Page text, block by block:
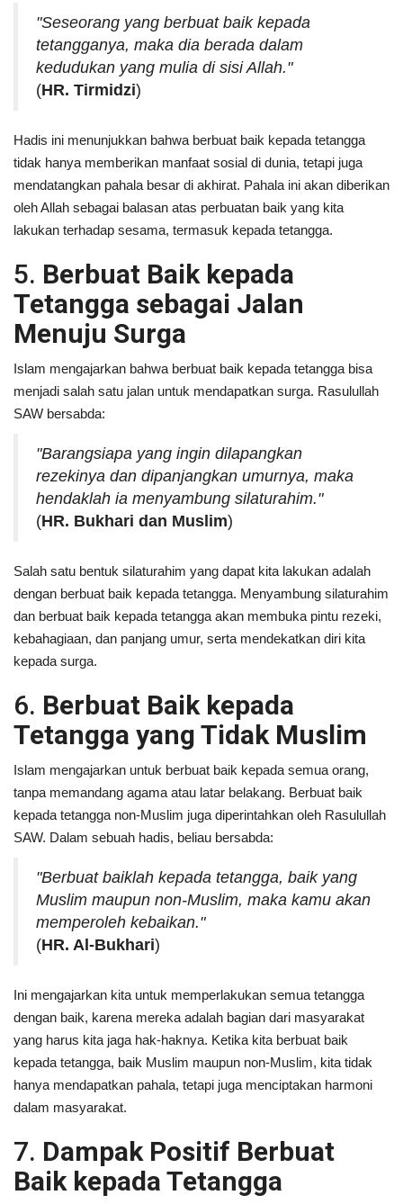
"Seseorang yang berbuat baik kepada
tetangganya, maka dia berada dalam
kedudukan yang mulia di sisi Allah."
(HR. Tirmidzi)
Hadis ini menunjukkan bahwa berbuat baik kepada tetangga
tidak hanya memberikan manfaat sosial di dunia, tetapi juga
mendatangkan pahala besar di akhirat. Pahala ini akan diberikan
oleh Allah sebagai balasan atas perbuatan baik yang kita
lakukan terhadap sesama, termasuk kepada tetangga.
5. Berbuat Baik kepada
Tetangga sebagai Jalan
Menuju Surga
Islam mengajarkan bahwa berbuat baik kepada tetangga bisa
menjadi salah satu jalan untuk mendapatkan surga. Rasulullah
SAW bersabda:
"Barangsiapa yang ingin dilapangkan
rezekinya dan dipanjangkan umurnya, maka
hendaklah ia menyambung silaturahim."
(HR. Bukhari dan Muslim)
Salah satu bentuk silaturahim yang dapat kita lakukan adalah
dengan berbuat baik kepada tetangga. Menyambung silaturahim
dan berbuat baik kepada tetangga akan membuka pintu rezeki,
kebahagiaan, dan panjang umur, serta mendekatkan diri kita
kepada surga.
6. Berbuat Baik kepada
Tetangga yang Tidak Muslim
Islam mengajarkan untuk berbuat baik kepada semua orang,
tanpa memandang agama atau latar belakang. Berbuat baik
kepada tetangga non-Muslim juga diperintahkan oleh Rasulullah
SAW. Dalam sebuah hadis, beliau bersabda:
"Berbuat baiklah kepada tetangga, baik yang
Muslim maupun non-Muslim, maka kamu akan
memperoleh kebaikan."
(HR. Al-Bukhari)
Ini mengajarkan kita untuk memperlakukan semua tetangga
dengan baik, karena mereka adalah bagian dari masyarakat
yang harus kita jaga hak-haknya. Ketika kita berbuat baik
kepada tetangga, baik Muslim maupun non-Muslim, kita tidak
hanya mendapatkan pahala, tetapi juga menciptakan harmoni
dalam masyarakat.
7. Dampak Positif Berbuat
Baik kepada Tetangga